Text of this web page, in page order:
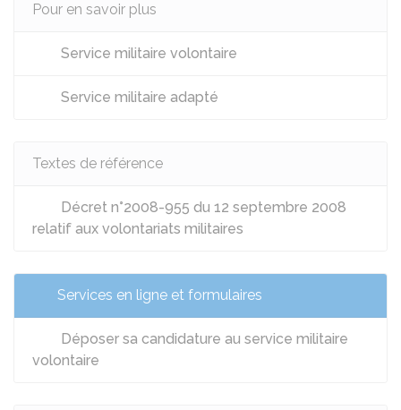
Pour en savoir plus
Service militaire volontaire
Service militaire adapté
Textes de référence
Décret n°2008-955 du 12 septembre 2008
relatif aux volontariats militaires
Services en ligne et formulaires
Déposer sa candidature au service militaire
volontaire